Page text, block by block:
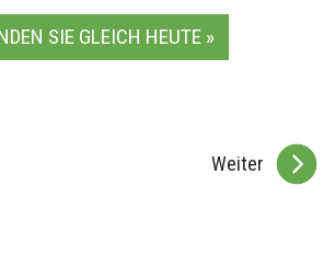
SIE GLEICH HEUTE »
Weiter